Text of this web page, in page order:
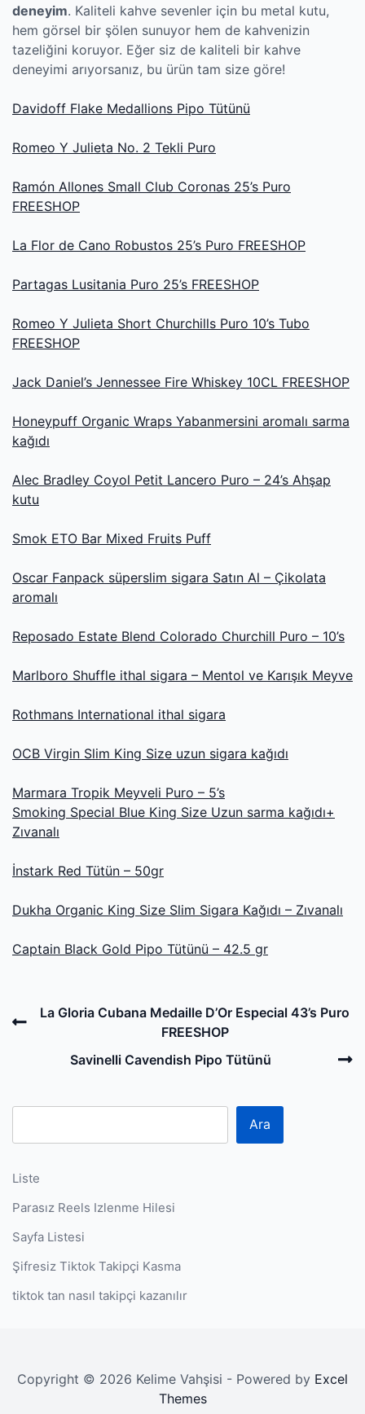
deneyim. Kaliteli kahve sevenler için bu metal kutu,
hem görsel bir şölen sunuyor hem de kahvenizin
tazeliğini koruyor. Eğer siz de kaliteli bir kahve
deneyimi arıyorsanız, bu ürün tam size göre!
Davidoff Flake Medallions Pipo Tütünü
Romeo Y Julieta No. 2 Tekli Puro
Ramón Allones Small Club Coronas 25’s Puro
FREESHOP
La Flor de Cano Robustos 25’s Puro FREESHOP
Partagas Lusitania Puro 25’s FREESHOP
Romeo Y Julieta Short Churchills Puro 10’s Tubo
FREESHOP
Jack Daniel’s Jennessee Fire Whiskey 10CL FREESHOP
Honeypuff Organic Wraps Yabanmersini aromalı sarma
kağıdı
Alec Bradley Coyol Petit Lancero Puro – 24’s Ahşap
kutu
Smok ETO Bar Mixed Fruits Puff
Oscar Fanpack süperslim sigara Satın Al – Çikolata
aromalı
Reposado Estate Blend Colorado Churchill Puro – 10’s
Marlboro Shuffle ithal sigara – Mentol ve Karışık Meyve
Rothmans International ithal sigara
OCB Virgin Slim King Size uzun sigara kağıdı
Marmara Tropik Meyveli Puro – 5’s
Smoking Special Blue King Size Uzun sarma kağıdı+
Zıvanalı
İnstark Red Tütün – 50gr
Dukha Organic King Size Slim Sigara Kağıdı – Zıvanalı
Captain Black Gold Pipo Tütünü – 42.5 gr
Post
PreviousLa Gloria Cubana Medaille D’Or Especial 43’s Puro
FREESHOP
Savinelli Cavendish Pipo Tütünü
Ara
Liste
Parasız Reels Izlenme Hilesi
Sayfa Listesi
Şifresiz Tiktok Takipçi Kasma
tiktok tan nasıl takipçi kazanılır
Copyright © 2026 Kelime Vahşisi - Powered by Excel
Themes